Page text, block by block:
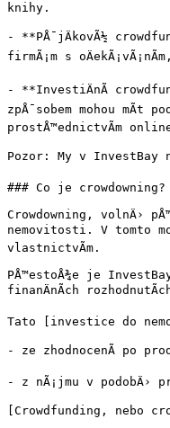
knihy.
- **PÅ¯jÄkovÃ½
firmÃ¡m s
- **InvestiÄnÃ­
zpÅ¯sobem mohou
prostÅ™ednictvÃ­m
Pozor: My v InvestBay
### Co je crowdowning?
Crowdowning, volnÄ›
nemovitosti. V tomto
vlastnictvÃ­m.
PÅ™estoÅ¾e je
finanÄnÃ­ch
Tato [investice do
- ze zhodnocenÃ­ po
- z nÃ¡jmu v podobÄ›
[Crowdfunding, nebo